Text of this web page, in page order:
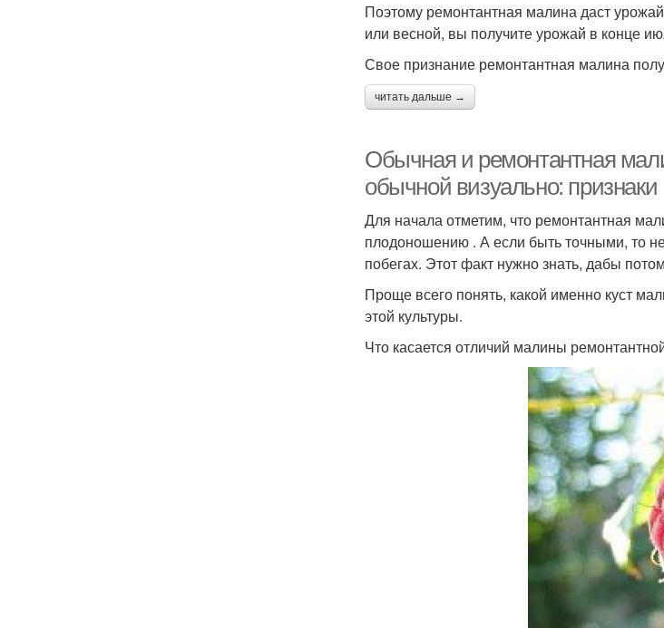
Поэтому ремонтантная малина даст
или весной, вы получите урожай в конце
Свое признание ремонтантная малина
читать дальше →
Обычная и ремонтантная
обычной визуально: признаки
Для начала отметим, что ремонтантная
плодоношению . А если быть точными, то
побегах. Этот факт нужно знать, дабы
Проще всего понять, какой именно куст
этой культуры.
Что касается отличий малины